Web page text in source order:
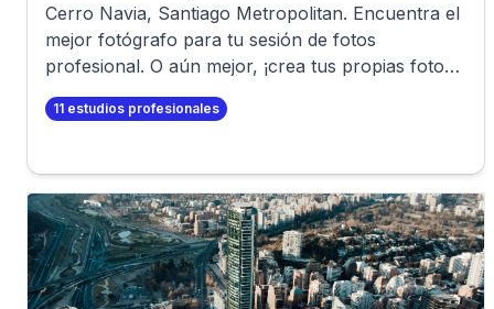
Cerro Navia, Santiago Metropolitan. Encuentra el
mejor fotógrafo para tu sesión de fotos
profesional. O aún mejor, ¡crea tus propias fotos
profesionales en minutos!
11 estudios profesionales